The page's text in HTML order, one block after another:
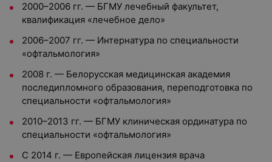
2000–2006 гг. — БГМУ лечебный факультет,
квалификация «лечебное дело»
2006–2007 гг. — Интернатура по специальности
«офтальмология»
2008 г. — Белорусская медицинская академия
последипломного образования, переподготовка по
специальности «офтальмология»
2010–2013 гг. — БГМУ клиническая ординатура по
специальности «офтальмология»
С 2014 г. — Европейская лицензия врача